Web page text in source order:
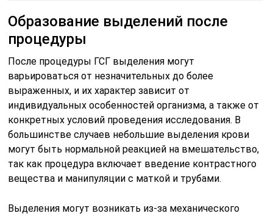
Образование выделений после
процедуры
После процедуры ГСГ выделения могут
варьироваться от незначительных до более
выраженных, и их характер зависит от
индивидуальных особенностей организма, а также от
конкретных условий проведения исследования. В
большинстве случаев небольшие выделения крови
могут быть нормальной реакцией на вмешательство,
так как процедура включает введение контрастного
вещества и манипуляции с маткой и трубами.
Выделения могут возникать из-за механического